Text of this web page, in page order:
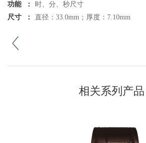
功能 ：
时、分、秒尺寸
尺寸 ：
直径：33.0mm；厚度：7.10mm
相关系列产品